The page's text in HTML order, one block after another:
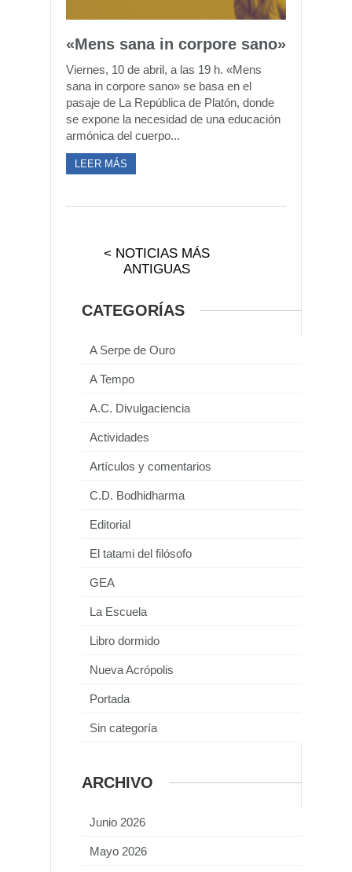
«Mens sana in corpore sano»
Viernes, 10 de abril, a las 19 h. «Mens
sana in corpore sano» se basa en el
pasaje de La República de Platón, donde
se expone la necesidad de una educación
armónica del cuerpo...
LEER MÁS
< NOTICIAS MÁS
ANTIGUAS
CATEGORÍAS
A Serpe de Ouro
A Tempo
A.C. Divulgaciencia
Actividades
Artículos y comentarios
C.D. Bodhidharma
Editorial
El tatami del filósofo
GEA
La Escuela
Libro dormido
Nueva Acrópolis
Portada
Sin categoría
ARCHIVO
Junio 2026
Mayo 2026